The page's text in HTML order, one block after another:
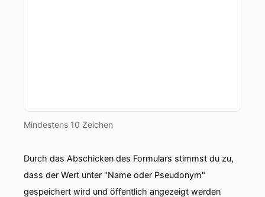
Mindestens 10 Zeichen
Durch das Abschicken des Formulars stimmst du zu,
dass der Wert unter "Name oder Pseudonym"
gespeichert wird und öffentlich angezeigt werden